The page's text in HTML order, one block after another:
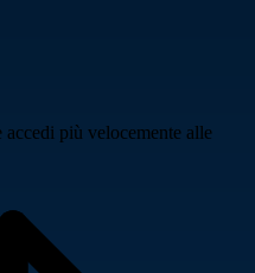
più velocemente alle